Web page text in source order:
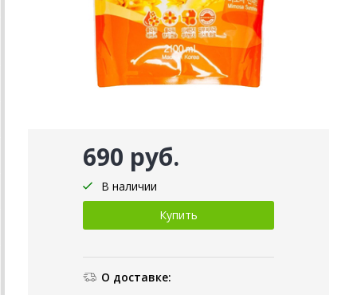
690 руб.
В наличии
О доставке: